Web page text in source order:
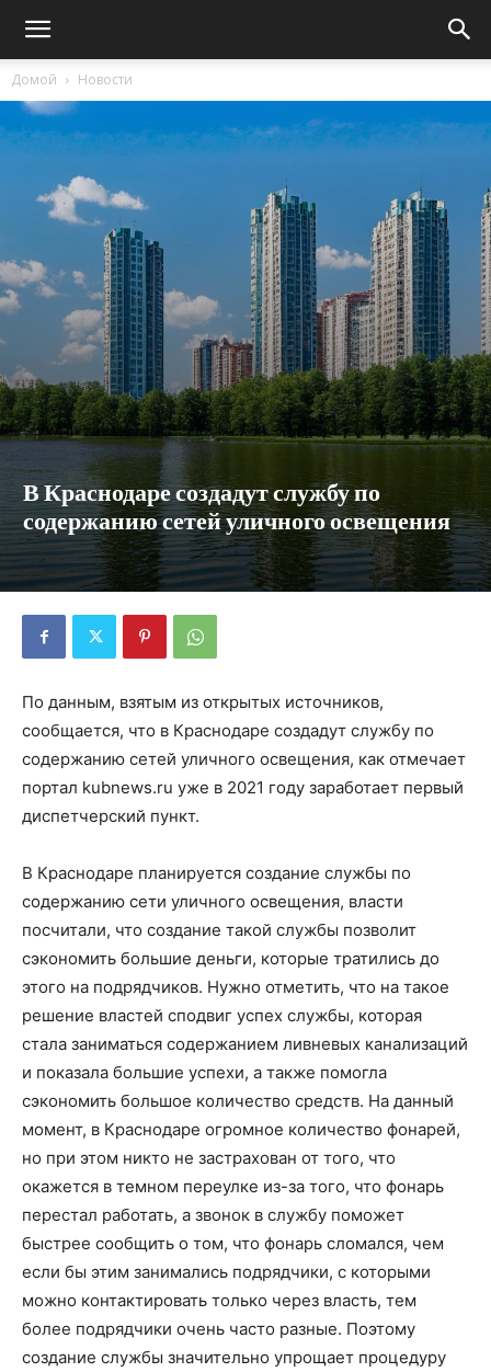
Домой Новости
В Краснодаре создадут службу по
содержанию сетей уличного освещения
По данным, взятым из открытых источников,
сообщается, что в Краснодаре создадут службу по
содержанию сетей уличного освещения, как отмечает
портал kubnews.ru уже в 2021 году заработает первый
диспетчерский пункт.
В Краснодаре планируется создание службы по
содержанию сети уличного освещения, власти
посчитали, что создание такой службы позволит
сэкономить большие деньги, которые тратились до
этого на подрядчиков. Нужно отметить, что на такое
решение властей сподвиг успех службы, которая
стала заниматься содержанием ливневых канализаций
и показала большие успехи, а также помогла
сэкономить большое количество средств. На данный
момент, в Краснодаре огромное количество фонарей,
но при этом никто не застрахован от того, что
окажется в темном переулке из-за того, что фонарь
перестал работать, а звонок в службу поможет
быстрее сообщить о том, что фонарь сломался, чем
если бы этим занимались подрядчики, с которыми
можно контактировать только через власть, тем
более подрядчики очень часто разные. Поэтому
создание службы значительно упрощает процедуру